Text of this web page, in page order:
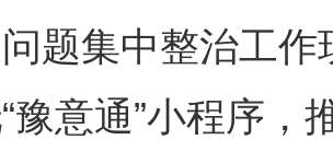
题集中整治工
豫意通”小程序，